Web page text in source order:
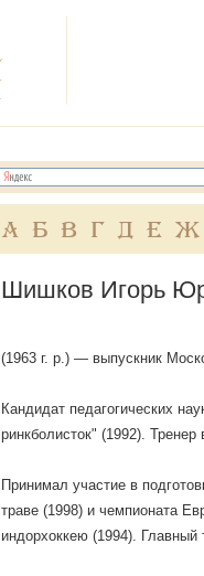
А Б В Г Д Е Ж
Шишков Игорь
(1963 г. р.) — выпускник
Кандидат педагогических
ринкболисток" (1992). Тренер
Принимал участие в
траве (1998) и чемпионата
индорхоккею (1994).